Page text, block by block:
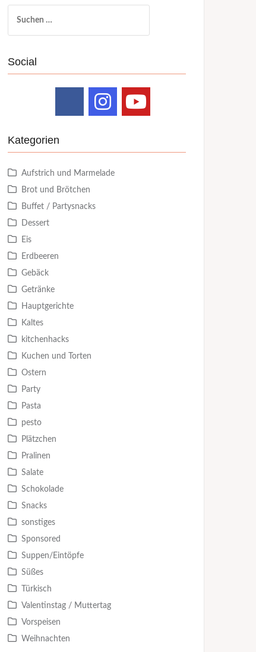
nach:
Social
Kategorien
Aufstrich und Marmelade
Brot und Brötchen
Buffet / Partysnacks
Dessert
Eis
Erdbeeren
Gebäck
Getränke
Hauptgerichte
Kaltes
kitchenhacks
Kuchen und Torten
Ostern
Party
Pasta
pesto
Plätzchen
Pralinen
Salate
Schokolade
Snacks
sonstiges
Sponsored
Suppen/Eintöpfe
Süßes
Türkisch
Valentinstag / Muttertag
Vorspeisen
Weihnachten